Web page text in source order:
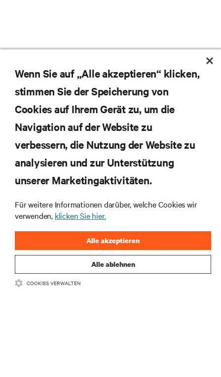
Abonnieren Sie unseren Newsletter und erhalten
die neuesten Technologietrends
Themen der Branche, mit aktuellen Diskussionen
und Einblicken von Experten in das
Rechenzentrums- und Infrastrukturmanagement.
JETZT ANMELDEN
Wenn Sie auf „Alle akzeptieren“ klicken,
stimmen Sie der Speicherung von
Cookies auf Ihrem Gerät zu, um die
Navigation auf der Website zu
verbessern, die Nutzung der Website zu
analysieren und zur Unterstützung
unserer Marketingaktivitäten.
Für weitere Informationen darüber, welche Cookies wir
verwenden, klicken Sie hier.
Alle ablehnen
Alle akzeptieren
COOKIES VERWALTEN